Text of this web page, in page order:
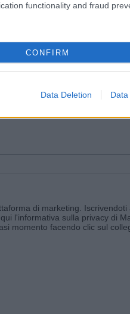
functionality and fraud
CONFIRM
Data Deletion Data
Invia un Comunicato
e ricevi le nostre email
di marketing.
l'informativa sulla privacy di
momento facendo clic sul